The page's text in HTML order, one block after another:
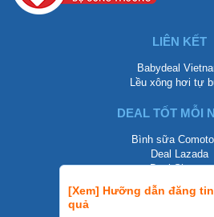
[Xem] Hưỡng dẫn đăng
quả
LIÊN KẾT
Babydeal
Lều xông hơi tự
DEAL TỐT MỖI
Bình sữa
Deal Lazada
Deal Shopee
LIÊN HỆ